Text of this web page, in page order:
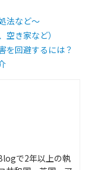
法など～
き家など）
を回避するには？
で2年以上の執